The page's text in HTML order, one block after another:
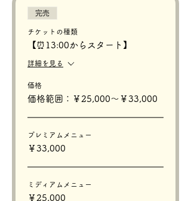
完売
チケットの種類
【⏰13:00からスタート】
詳細を見る
価格
価格範囲：￥25,000〜￥33,000
プレミアムメニュー
￥33,000
ミディアムメニュー
￥25,000